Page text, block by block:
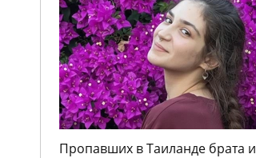
Пропавших в Таиланде брата и